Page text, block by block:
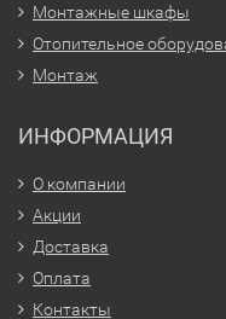
Монтажные шкафы
Отопительное
Монтаж
ИНФОРМАЦИЯ
О компании
Акции
Доставка
Оплата
Контакты